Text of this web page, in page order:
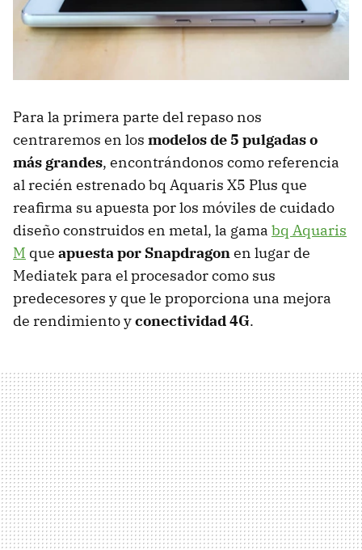
Para la primera parte del repaso nos
centraremos en los modelos de 5 pulgadas o
más grandes, encontrándonos como referencia
al recién estrenado bq Aquaris X5 Plus que
reafirma su apuesta por los móviles de cuidado
diseño construidos en metal, la gama bq Aquaris
M que apuesta por Snapdragonen lugar de
Mediatek para el procesador como sus
predecesores y que le proporciona una mejora
de rendimiento yconectividad 4G.